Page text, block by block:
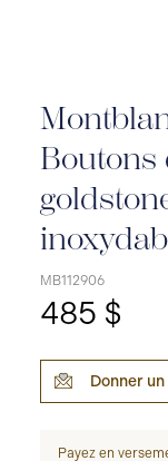
Boutons
MB112906
485 $
Donner
Payez en